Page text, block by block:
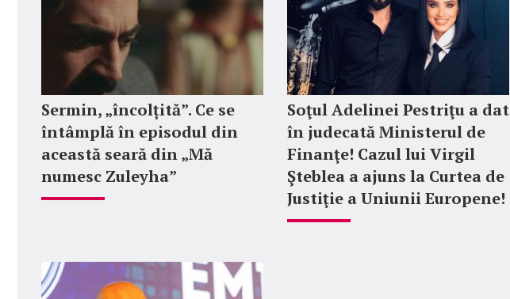
Sermin, „încolțită”. Ce se
întâmplă în episodul din
această seară din „Mă
numesc Zuleyha”
Soţul Adelinei Pestriţu a dat
în judecată Ministerul de
Finanţe! Cazul lui Virgil
Şteblea a ajuns la Curtea de
Justiţie a Uniunii Europene!